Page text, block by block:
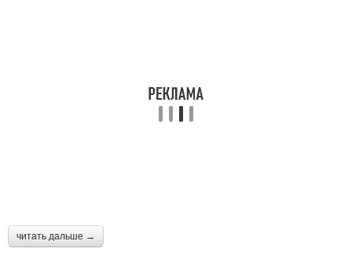
читать дальше →